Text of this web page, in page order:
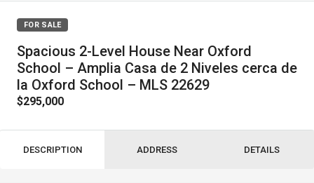
FOR SALE
Spacious 2-Level House Near Oxford
School – Amplia Casa de 2 Niveles cerca de
la Oxford School – MLS 22629
$295,000
DESCRIPTION ADDRESS DETAILS